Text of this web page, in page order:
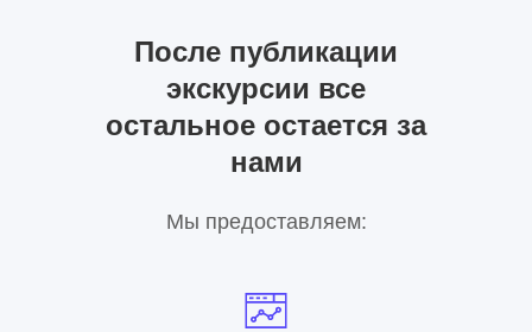
Мы предоставляем:
После публикации
экскурсии все
остальное остается за
нами